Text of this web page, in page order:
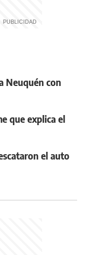
Neuquén con
que explica el
el auto